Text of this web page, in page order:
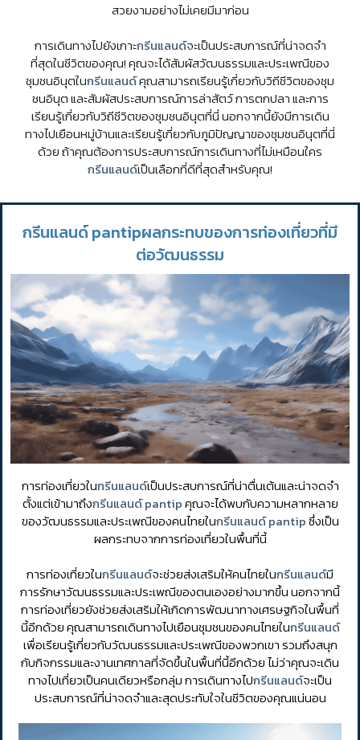
สวยงามอย่างไม่เคยมีมาก่อน
การเดินทางไปยังเกาะกรีนแลนด์จะเป็นประสบการณ์ที่น่าจดจำ
ที่สุดในชีวิตของคุณ! คุณจะได้สัมผัสวัฒนธรรมและประเพณีของ
ชุมชนอินุตในกรีนแลนด์คุณสามารถเรียนรู้เกี่ยวกับวิถีชีวิตของชุม
ชนอินุต และสัมผัสประสบการณ์การล่าสัตว์ การตกปลา และการ
เรียนรู้เกี่ยวกับวิถีชีวิตของชุมชนอินุตที่นี่ นอกจากนี้ยังมีการเดิน
ทางไปเยือนหมู่บ้านและเรียนรู้เกี่ยวกับภูมิปัญญาของชุมชนอินุตที่นี่
ด้วย ถ้าคุณต้องการประสบการณ์การเดินทางที่ไม่เหมือนใคร
กรีนแลนด์เป็นเลือกที่ดีที่สุดสำหรับคุณ!
กรีนแลนด์ pantipผลกระทบของการท่องเที่ยวที่มี
ต่อวัฒนธรรม
การท่องเที่ยวในกรีนแลนด์เป็นประสบการณ์ที่น่าตื่นเต้นและน่าจดจำ
ตั้งแต่เข้ามาถึงกรีนแลนด์ pantipคุณจะได้พบกับความหลากหลาย
ของวัฒนธรรมและประเพณีของคนไทยในกรีนแลนด์ pantipซึ่งเป็น
ผลกระทบจากการท่องเที่ยวในพื้นที่นี้
การท่องเที่ยวในกรีนแลนด์จะช่วยส่งเสริมให้คนไทยในกรีนแลนด์มี
การรักษาวัฒนธรรมและประเพณีของตนเองอย่างมากขึ้น นอกจากนี้
การท่องเที่ยวยังช่วยส่งเสริมให้เกิดการพัฒนาทางเศรษฐกิจในพื้นที่
นี้อีกด้วย คุณสามารถเดินทางไปเยือนชุมชนของคนไทยในกรีนแลนด์
เพื่อเรียนรู้เกี่ยวกับวัฒนธรรมและประเพณีของพวกเขา รวมถึงสนุก
กับกิจกรรมและงานเทศกาลที่จัดขึ้นในพื้นที่นี้อีกด้วย ไม่ว่าคุณจะเดิน
ทางไปเที่ยวเป็นคนเดียวหรือกลุ่ม การเดินทางไปกรีนแลนด์จะเป็น
ประสบการณ์ที่น่าจดจำและสุดประทับใจในชีวิตของคุณแน่นอน